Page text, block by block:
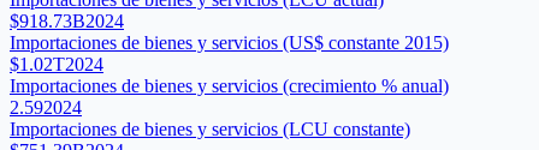
$918.73B2024
Importaciones de bienes y servicios (US$ constante 2015)
$1.02T2024
Importaciones de bienes y servicios (crecimiento % anual)
2.592024
Importaciones de bienes y servicios (LCU constante)